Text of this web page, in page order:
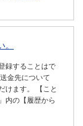
録することはで
金先について
けます。 【こと
内の【履歴から